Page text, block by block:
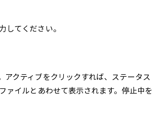
てください。
クティブをクリックすれば、ステータス
ァイルとあわせて表示されます。停止中を